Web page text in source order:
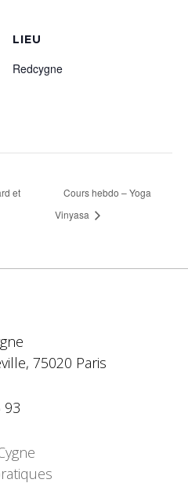
LIEU
Redcygne
et
Cours hebdo – Yoga
Vinyasa
75020 Paris
93